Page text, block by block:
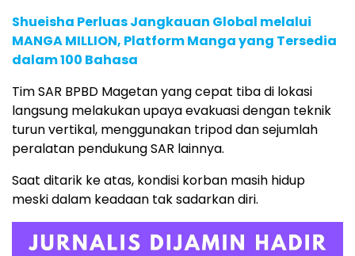
Shueisha Perluas Jangkauan Global melalui
MANGA MILLION, Platform Manga yang Tersedia
dalam 100 Bahasa
Tim SAR BPBD Magetan yang cepat tiba di lokasi
langsung melakukan upaya evakuasi dengan teknik
turun vertikal, menggunakan tripod dan sejumlah
peralatan pendukung SAR lainnya.
Saat ditarik ke atas, kondisi korban masih hidup
meski dalam keadaan tak sadarkan diri.